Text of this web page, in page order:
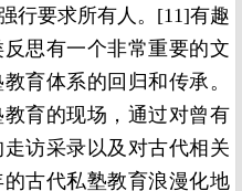
行要求所有人。 [11]有趣
思有一个非常重要的文
育体系的回归和传承。
育的现场，通过对曾有
访采录以及对古代相关
古代私塾教育浪漫化地